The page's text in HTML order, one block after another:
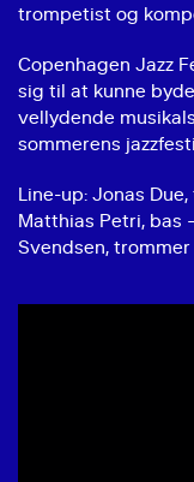
trompetist og
Copenhagen Jazz
sig til at kunne
vellydende
sommerens
Line-up: Jonas
Matthias Petri, bas
Svendsen, trommer